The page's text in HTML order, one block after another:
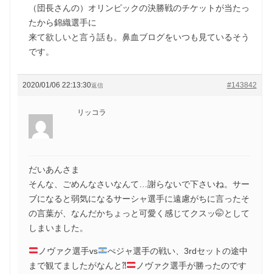
（団長さんの）オリンピックの決勝戦のチケットが当たっ
たから錦織選手に
来て欲しいと言う話も。鼻血ブログをいつも見ているそう
です。
2020/01/06 22:13:30 #143842
返信
リッコラ
だいあんさま
そんな、ごめんなさいなんて…謝らないで下さいね。サー
ブになると弱気になるサーシャ選手に遠慮がちに言ったそ
の言葉が、なんだかちょっと可愛く感じてクスッ🤭として
しまいました。
ノヴァク選手vs
ぺジャ選手の戦い、3rdセットの途中
まで観てましたがなんと⁈
ノヴァク選手が勝ったのです